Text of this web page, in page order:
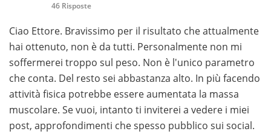
46 Risposte
Ciao Ettore. Bravissimo per il risultato che attualmente
hai ottenuto, non è da tutti. Personalmente non mi
soffermerei troppo sul peso. Non è l'unico parametro
che conta. Del resto sei abbastanza alto. In più facendo
attività fisica potrebbe essere aumentata la massa
muscolare. Se vuoi, intanto ti inviterei a vedere i miei
post, approfondimenti che spesso pubblico sui social.